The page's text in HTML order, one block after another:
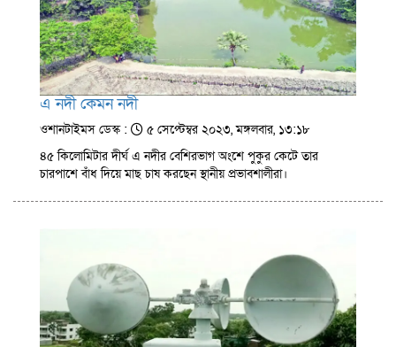
এ নদী কেমন নদী
ওশানটাইমস ডেস্ক :
৫ সেপ্টেম্বর ২০২৩, মঙ্গলবার, ১৩:১৮
৪৫ কিলোমিটার দীর্ঘ এ নদীর বেশিরভাগ অংশে পুকুর কেটে তার
চারপাশে বাঁধ দিয়ে মাছ চাষ করছেন স্থানীয় প্রভাবশালীরা।